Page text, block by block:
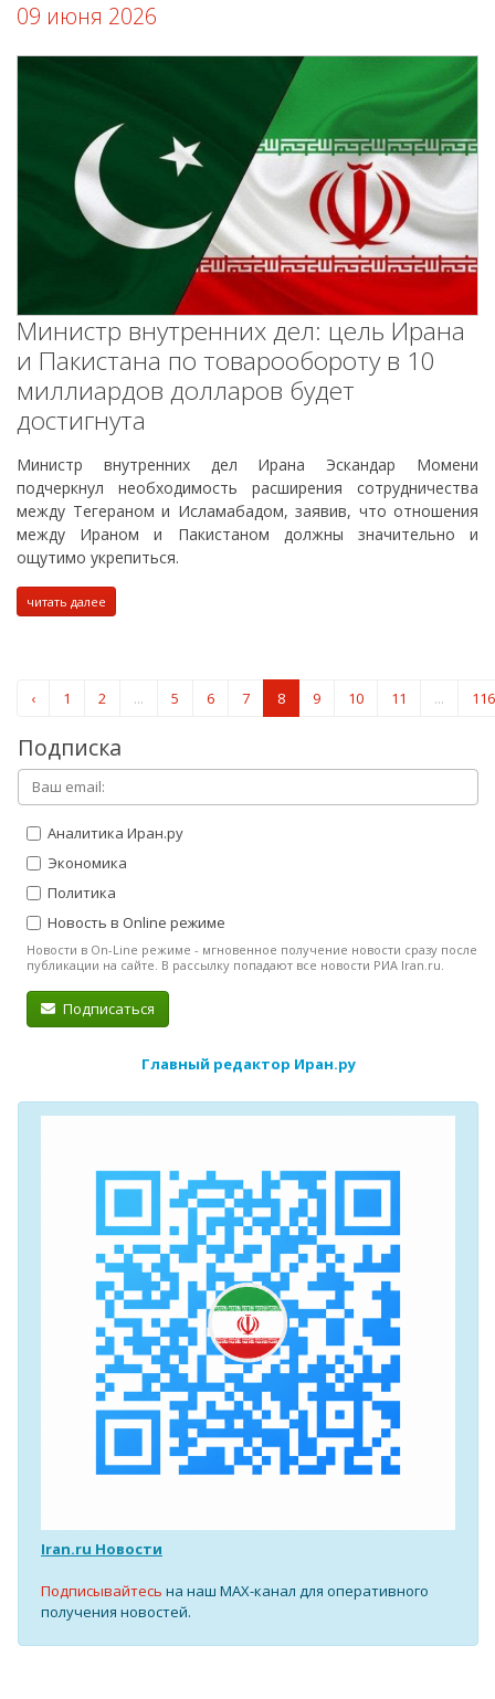
09 июня 2026
Министр внутренних дел: цель Ирана
и Пакистана по товарообороту в 10
миллиардов долларов будет
достигнута
Министр внутренних дел Ирана Эскандар Момени
подчеркнул необходимость расширения сотрудничества
между Тегераном и Исламабадом, заявив, что отношения
между Ираном и Пакистаном должны значительно и
ощутимо укрепиться.
читать далее
‹ 1 2 ... 5 6 7 8 9 10 11 ...
Подписка
Аналитика Иран.ру
Экономика
Политика
Новость в Online режиме
Новости в On-Line режиме - мгновенное получение новости сразу после
публикации на сайте. В рассылку попадают все новости РИА Iran.ru.
Подписаться
Главный редактор Иран.ру
Iran.ru Новости
Подписывайтесь на наш MAX-канал для оперативного
получения новостей.